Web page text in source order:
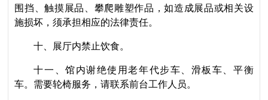
围挡、触摸展品、攀爬雕塑作品，如造成展品或相关设
施损坏，须承担相应的法律责任。
十、展厅内禁 止饮食。
十一、馆内谢绝使用老年代步车、滑板车、平衡
车。需要轮椅服务，请联系前台工作人员。